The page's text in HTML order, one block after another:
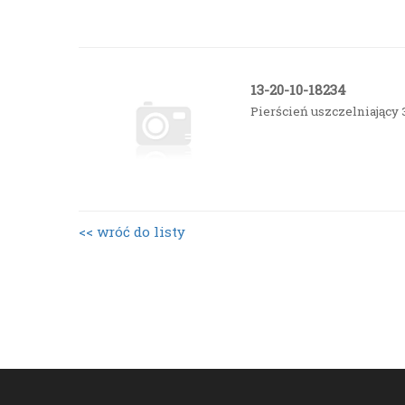
13-20-10-18234
Pierścień uszczelniający
<< wróć do listy